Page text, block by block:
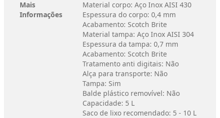
Mais
Informações
Material corpo: Aço Inox AISI 430
Espessura do corpo: 0,4 mm
Acabamento: Scotch Brite
Material tampa: Aço Inox AISI 304
Espessura da tampa: 0,7 mm
Acabamento: Scotch Brite
Tratamento anti digitais: Não
Alça para transporte: Não
Tampa: Sim
Balde plástico removível: Não
Capacidade: 5 L
Saco de lixo recomendado: 5 - 10 L